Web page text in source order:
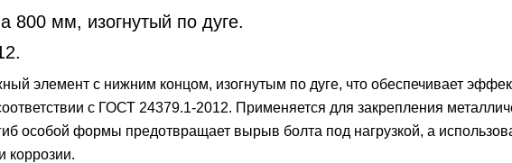
800 мм, изогнутый по дуге.
элемент с нижним концом, изогнутым по дуге, что обеспечивает
с ГОСТ 24379.1-2012. Применяется для закрепления
особой формы предотвращает вырыв болта под нагрузкой, а
коррозии.